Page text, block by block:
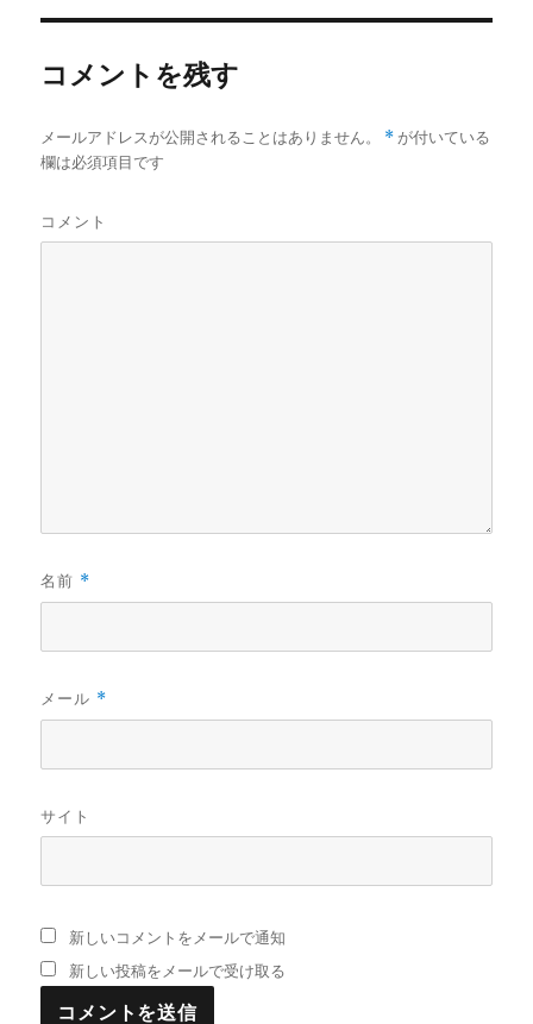
コメントを残す
メールアドレスが公開されることはありません。 * が付いている
欄は必須項目です
コメント
名前 *
メール *
サイト
新しいコメントをメールで通知
新しい投稿をメールで受け取る